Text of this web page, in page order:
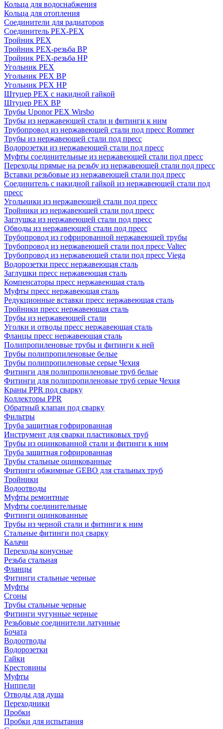
Кольца для водоснабжения
Кольца для отопления
Соединители для радиаторов
Соединитель PEX-PEX
Тройник PEX
Тройник PEX-резьба ВР
Тройник PEX-резьба НР
Угольник PEX
Угольник PEX ВР
Угольник PEX НР
Штуцер PEX c накидной гайкой
Штуцер PEX ВР
Трубы Uponor PEX Wirsbo
Трубы из нержавеющей стали и фитинги к ним
Трубопровод из нержавеющей стали под пресс Rommer
Трубы из нержавеющей стали под пресс
Водорозетки из нержавеющей стали под пресс
Муфты соединительные из нержавеющей стали под пресс
Переходы прямые на резьбу из нержавеющей стали под пресс
Вставки резьбовые из нержавеющей стали под пресс
Соединитель с накидной гайкой из нержавеющей стали под
пресс
Угольники из нержавеющей стали под пресс
Тройники из нержавеющей стали под пресс
Заглушка из нержавеющей стали под пресс
Обводы из нержавеющей стали под пресс
Трубопровод из гофрированной нержавеющей трубы
Трубопровод из нержавеющей стали под пресс Valtec
Трубопровод из нержавеющей стали под пресс Viega
Водорозетки пресс нержавеющая сталь
Заглушки пресс нержавеющая сталь
Компенсаторы пресс нержавеющая сталь
Муфты пресс нержавеющая сталь
Редукционные вставки пресс нержавеющая сталь
Тройники пресс нержавеющая сталь
Трубы из нержавеющей стали
Уголки и отводы пресс нержавеющая сталь
Фланцы пресс нержавеющая сталь
Полипропиленовые трубы и фитинги к ней
Трубы полипропиленовые белые
Трубы полипропиленовые серые Чехия
Фитинги для полипропиленовые труб белые
Фитинги для полипропиленовые труб серые Чехия
Краны PPR под сварку
Коллекторы PPR
Обратный клапан под сварку
Фильтры
Труба защитная гофрированная
Инструмент для сварки пластиковых труб
Трубы из оцинкованной стали и фитинги к ним
Труба защитная гофрированная
Трубы стальные оцинкованные
Фитинги обжимные GEBO для стальных труб
Тройники
Водоотводы
Муфты ремонтные
Муфты соединительные
Фитинги оцинкованные
Трубы из черной стали и фитинги к ним
Стальные фитинги под сварку
Калачи
Переходы конусные
Резьба стальная
Фланцы
Фитинги стальные черные
Муфты
Сгоны
Трубы стальные черные
Фитинги чугунные черные
Резьбовые соединители латунные
Бочата
Водоотводы
Водорозетки
Гайки
Крестовины
Муфты
Ниппели
Отводы для душа
Переходники
Пробки
Пробки для испытания